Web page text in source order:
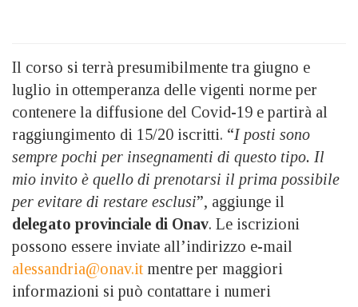
Il corso si terrà presumibilmente tra giugno e
luglio in ottemperanza delle vigenti norme per
contenere la diffusione del Covid-19 e partirà al
raggiungimento di 15/20 iscritti. “I posti sono
sempre pochi per insegnamenti di questo tipo. Il
mio invito è quello di prenotarsi il prima possibile
per evitare di restare esclusi”, aggiunge il
delegato provinciale di Onav. Le iscrizioni
possono essere inviate all’indirizzo e-mail
alessandria@onav.it mentre per maggiori
informazioni si può contattare i numeri